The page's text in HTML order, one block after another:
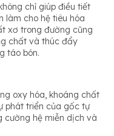
chỉ giúp điều tiết
làm cho hệ tiêu hóa
xơ trong đường cũng
chất và thúc đẩy
táo bón.
oxy hóa, khoáng chất
phát triển của gốc tự
cường hệ miễn dịch và